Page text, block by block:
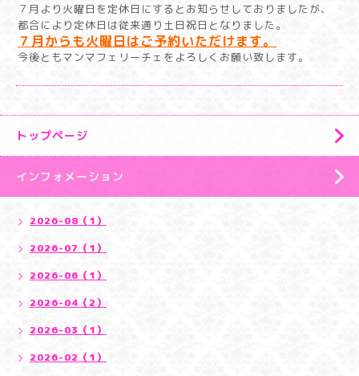
７月より火曜日を定休日にするとお知らせしておりましたが、
都合により定休日は従来通り土日祝日となりました。
７月からも火曜日はご予約いただけます。
今後ともマンマフェリーチェをよろしくお願い致します。
トップページ
インフォメーション
2026-08（1）
2026-07（1）
2026-06（1）
2026-04（2）
2026-03（1）
2026-02（1）